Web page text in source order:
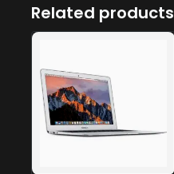
Related products